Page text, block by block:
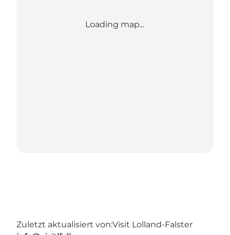
Loading map...
Zuletzt aktualisiert von:Visit Lolland-Falster